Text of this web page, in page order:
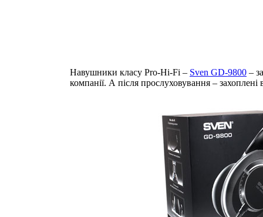
Навушники класу Pro-Hi-Fi – Sven GD-9800 –
компанії. А після прослуховування – захоплені